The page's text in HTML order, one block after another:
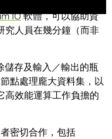
IO軟體，可以協助資
究人員在幾分鐘（而非
存及輸入／輸出的瓶
點處理龐大資料集，以
高效能運算工作負擔的
密切合作，包括